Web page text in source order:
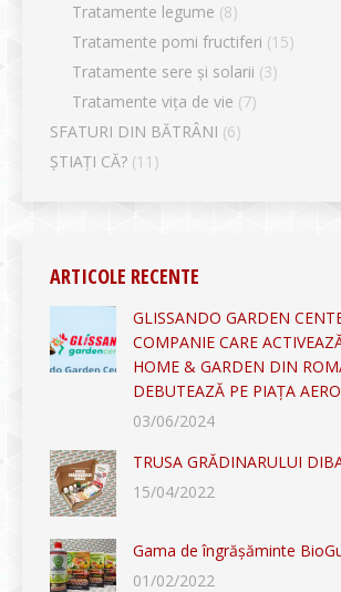
Tratamente legume (8)
Tratamente pomi fructiferi (15)
Tratamente sere și solarii (3)
Tratamente vița de vie (7)
SFATURI DIN BĂTRÂNI (6)
ȘTIAȚI CĂ? (11)
ARTICOLE RECENTE
GLISSANDO GARDEN
COMPANIE CARE
HOME & GARDEN DIN
DEBUTEAZĂ PE PIAȚA
03/06/2024
TRUSA GRĂDINARULUI
15/04/2022
Gama de îngrășăminte
01/02/2022